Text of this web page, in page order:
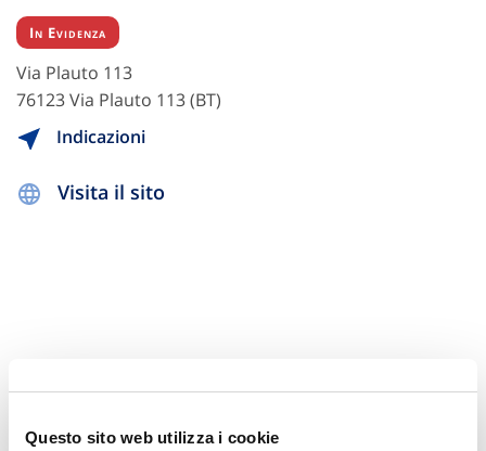
Questo sito web utilizza i cookie
In Evidenza
Via Plauto 113
76123 Via Plauto 113 (BT)
Indicazioni
Visita il sito